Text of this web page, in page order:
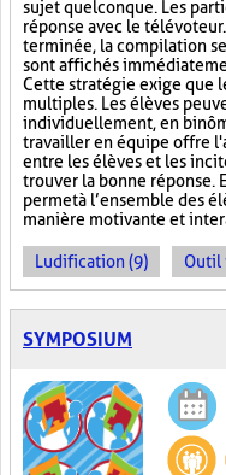
sujet quelconque. Les
réponse avec le
terminée, la compilation
sont affichés
Cette stratégie exige que
multiples. Les élèves
individuellement, en
travailler en équipe offre
entre les élèves et les
trouver la bonne réponse.
permet à l’ensemble des
manière motivante et
Ludification (9) Outil
SYMPOSIUM